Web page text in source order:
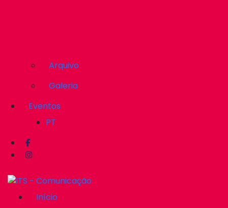
Arquivo
Galeria
Eventos
PT
Início